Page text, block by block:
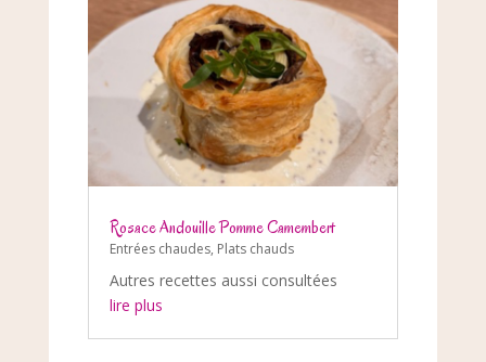
Rosace Andouille Pomme Camembert
Entrées chaudes, Plats chauds
Autres recettes aussi consultées
lire plus